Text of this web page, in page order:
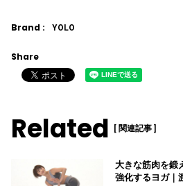
Brand : YOLO
Share
Related [ 関連記事 ]
大きな筋肉を鍛
強化するヨガ｜